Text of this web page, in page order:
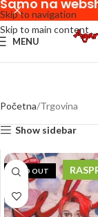
Skip to navigation
Skip to main content
MENU
Početna Trgovina
Show sidebar
SOLD OUT
Samo na